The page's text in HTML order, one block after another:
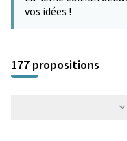
vos idées !
177 propositions